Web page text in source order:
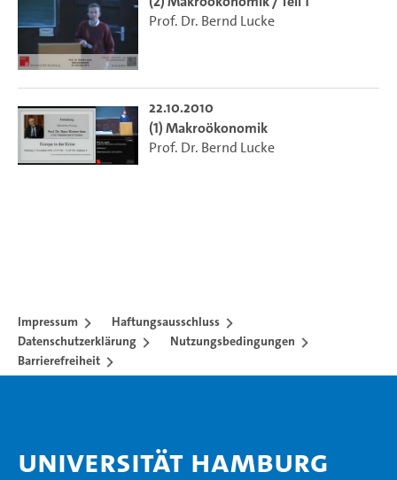
Prof. Dr. Bernd Lucke
22.10.2010
(1) Makroökonomik
Prof. Dr. Bernd Lucke
Impressum
Haftungsausschluss
Datenschutzerklärung
Nutzungsbedingungen
Barrierefreiheit
Universität Hamburg